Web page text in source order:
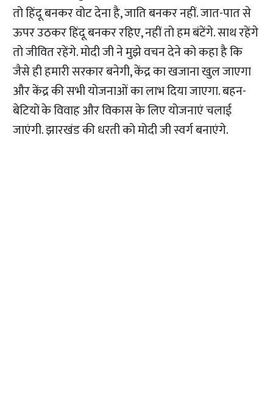
तो हिंदू बनकर वोट देना है, जाति बनकर नहीं. जात-पात से
ऊपर उठकर हिंदू बनकर रहिए, नहीं तो हम बंटेंगे. साथ रहेंगे
तो जीवित रहेंगे. मोदी जी ने मुझे वचन देने को कहा है कि
जैसे ही हमारी सरकार बनेगी, केंद्र का खजाना खुल जाएगा
और केंद्र की सभी योजनाओं का लाभ दिया जाएगा. बहन-
बेटियों के विवाह और विकास के लिए योजनाएं चलाई
जाएंगी. झारखंड की धरती को मोदी जी स्वर्ग बनाएंगे.